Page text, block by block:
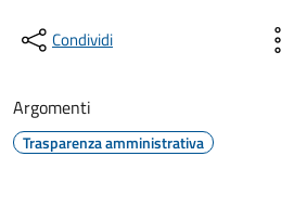
Condividi
Argomenti
Trasparenza amministrativa